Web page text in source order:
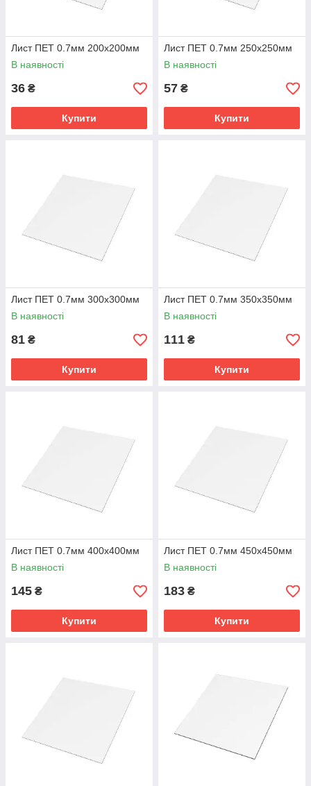
Лист ПЕТ 0.7мм 200х200мм
В наявності
36 ₴
Купити
Лист ПЕТ 0.7мм 250х250мм
В наявності
57 ₴
Купити
Лист ПЕТ 0.7мм 300х300мм
В наявності
81 ₴
Купити
Лист ПЕТ 0.7мм 350х350мм
В наявності
111 ₴
Купити
Лист ПЕТ 0.7мм 400х400мм
В наявності
145 ₴
Купити
Лист ПЕТ 0.7мм 450х450мм
В наявності
183 ₴
Купити